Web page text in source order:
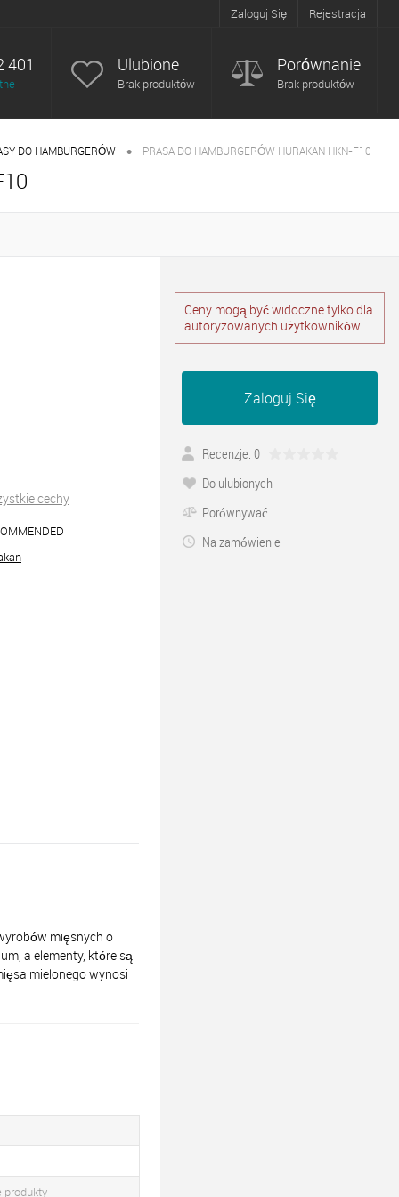
Zaloguj Się Rejestracja
401 Ulubione
Brak produktów
Porównanie
Brak produktów
DO HAMBURGERÓW • PRASA DO HAMBURGERÓW HURAKAN HKN-F10
cechy
mięsnych o
a elementy, które są
mielonego wynosi
produkty
Ceny mogą być widoczne tylko dla
autoryzowanych użytkowników
Zaloguj Się
Recenzje: 0
Do ulubionych
Porównywać
Na zamówienie